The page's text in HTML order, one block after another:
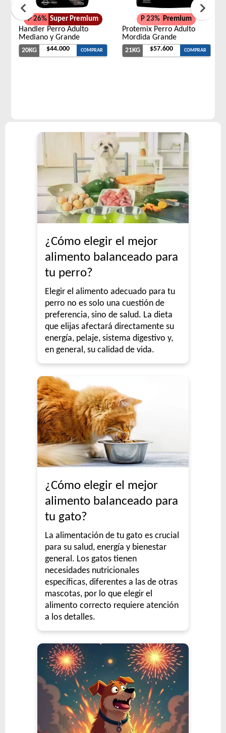
P 26% Super Premium
Handler Perro Adulto
Mediano y Grande
20KG $44.000 COMPRAR
P 23% Premium
Protemix Perro Adulto
Mordida Grande
21KG $57.600 COMPRAR
¿Cómo elegir el mejor
alimento balanceado para
tu perro?
Elegir el alimento adecuado para tu
perro no es solo una cuestión de
preferencia, sino de salud. La dieta
que elijas afectará directamente su
energía, pelaje, sistema digestivo y,
en general, su calidad de vida.
¿Cómo elegir el mejor
alimento balanceado para
tu gato?
La alimentación de tu gato es crucial
para su salud, energía y bienestar
general. Los gatos tienen
necesidades nutricionales
específicas, diferentes a las de otras
mascotas, por lo que elegir el
alimento correcto requiere atención
a los detalles.